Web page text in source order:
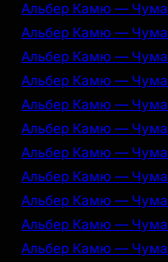
Альбер Камю — Чума
Альбер Камю — Чума
Альбер Камю — Чума
Альбер Камю — Чума
Альбер Камю — Чума
Альбер Камю — Чума
Альбер Камю — Чума
Альбер Камю — Чума
Альбер Камю — Чума
Альбер Камю — Чума
Альбер Камю — Чума